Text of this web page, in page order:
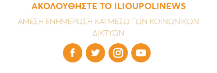
ΑΚΟΛΟΥΘΗΣΤΕ ΤΟ ILIOUPOLINEWS
ΑΜΕΣΗ ΕΝΗΜΕΡΩΣΗ ΚΑΙ ΜΕΣΩ ΤΩΝ ΚΟΙΝΩΝΙΚΩΝ
ΔΙΚΤΥΩΝ
   